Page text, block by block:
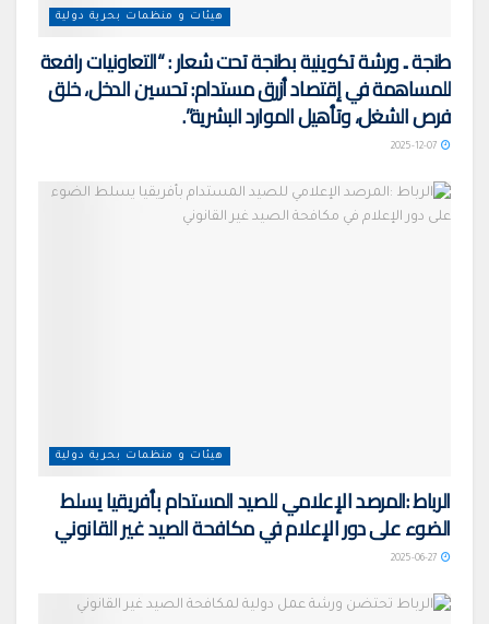
هيئات و منظمات بحرية دولية
طنجة .. ورشة تكوينية بطنجة تحت شعار : “التعاونيات رافعة
للمساهمة في إقتصاد أزرق مستدام: تحسين الدخل، خلق
فرص الشغل، وتأهيل الموارد البشرية”.
هيئات و منظمات بحرية دولية
الرباط :المرصد الإعلامي للصيد المستدام بأفريقيا يسلط
الضوء على دور الإعلام في مكافحة الصيد غير القانوني